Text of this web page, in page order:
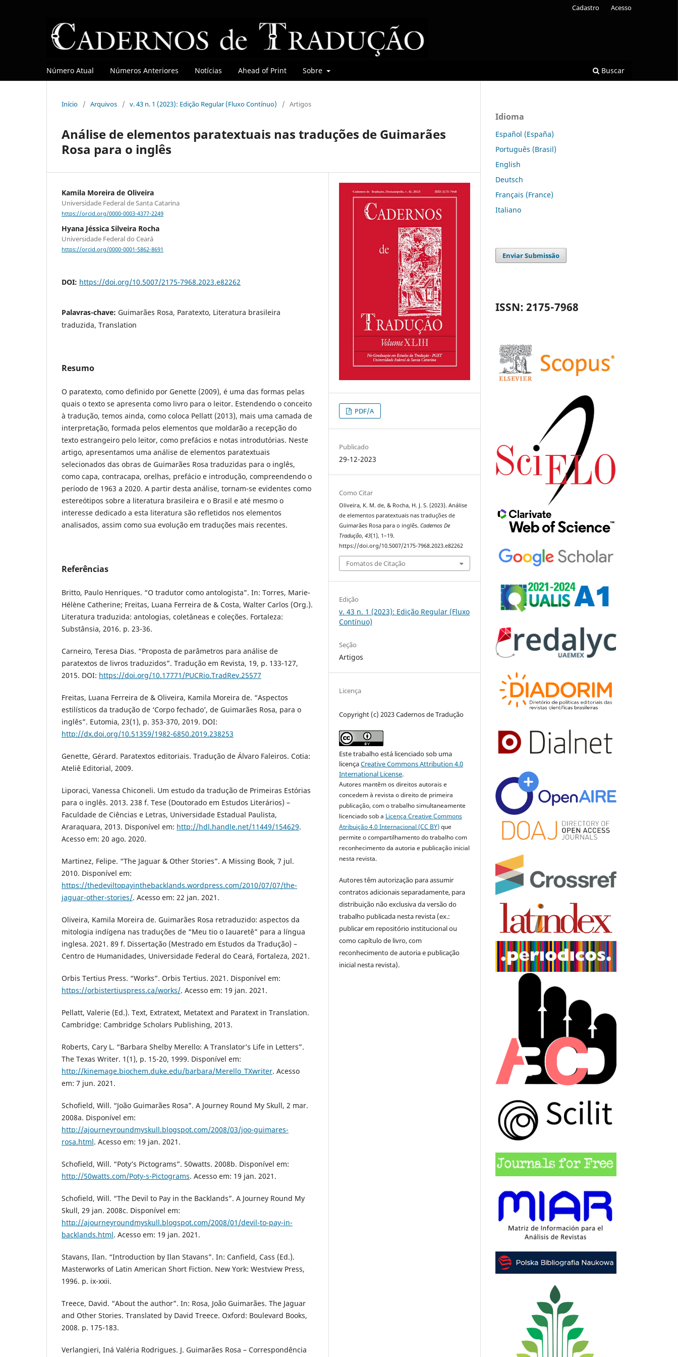
Número Atual Números Anteriores Notícias Ahead of Print Sobre Buscar
Cadastro Acesso
Início / Arquivos / v. 43 n. 1 (2023): Edição Regular (Fluxo Contínuo) / Artigos
Análise de elementos paratextuais nas traduções de Guimarães
Rosa para o inglês
Kamila Moreira de Oliveira
Universidade Federal de Santa Catarina
https://orcid.org/0000-0003-4377-2249
Hyana Jéssica Silveira Rocha
Universidade Federal do Ceará
https://orcid.org/0000-0001-5862-8691
DOI: https://doi.org/10.5007/2175-7968.2023.e82262
Palavras-chave: Guimarães Rosa, Paratexto, Literatura brasileira
traduzida, Translation
Resumo
O paratexto, como definido por Genette (2009), é uma das formas pelas
quais o texto se apresenta como livro para o leitor. Estendendo o conceito
à tradução, temos ainda, como coloca Pellatt (2013), mais uma camada de
interpretação, formada pelos elementos que moldarão a recepção do
texto estrangeiro pelo leitor, como prefácios e notas introdutórias. Neste
artigo, apresentamos uma análise de elementos paratextuais
selecionados das obras de Guimarães Rosa traduzidas para o inglês,
como capa, contracapa, orelhas, prefácio e introdução, compreendendo o
período de 1963 a 2020. A partir desta análise, tornam-se evidentes como
estereótipos sobre a literatura brasileira e o Brasil e até mesmo o
interesse dedicado a esta literatura são refletidos nos elementos
analisados, assim como sua evolução em traduções mais recentes.
Referências
Britto, Paulo Henriques. “O tradutor como antologista”. In: Torres, Marie-
Hélène Catherine; Freitas, Luana Ferreira de & Costa, Walter Carlos (Org.).
Literatura traduzida: antologias, coletâneas e coleções. Fortaleza:
Substânsia, 2016. p. 23-36.
Carneiro, Teresa Dias. “Proposta de parâmetros para análise de
paratextos de livros traduzidos”. Tradução em Revista, 19, p. 133-127,
2015. DOI: https://doi.org/10.17771/PUCRio.TradRev.25577
Freitas, Luana Ferreira de & Oliveira, Kamila Moreira de. “Aspectos
estilísticos da tradução de ‘Corpo fechado’, de Guimarães Rosa, para o
inglês”. Eutomia, 23(1), p. 353-370, 2019. DOI:
http://dx.doi.org/10.51359/1982-6850.2019.238253
Genette, Gérard. Paratextos editoriais. Tradução de Álvaro Faleiros. Cotia:
Ateliê Editorial, 2009.
Liporaci, Vanessa Chiconeli. Um estudo da tradução de Primeiras Estórias
para o inglês. 2013. 238 f. Tese (Doutorado em Estudos Literários) –
Faculdade de Ciências e Letras, Universidade Estadual Paulista,
Araraquara, 2013. Disponível em: http://hdl.handle.net/11449/154629.
Acesso em: 20 ago. 2020.
Martinez, Felipe. “The Jaguar & Other Stories”. A Missing Book, 7 jul.
2010. Disponível em:
https://thedeviltopayinthebacklands.wordpress.com/2010/07/07/the-
jaguar-other-stories/. Acesso em: 22 jan. 2021.
Oliveira, Kamila Moreira de. Guimarães Rosa retraduzido: aspectos da
mitologia indígena nas traduções de “Meu tio o Iauaretê” para a língua
inglesa. 2021. 89 f. Dissertação (Mestrado em Estudos da Tradução) –
Centro de Humanidades, Universidade Federal do Ceará, Fortaleza, 2021.
Orbis Tertius Press. “Works”. Orbis Tertius. 2021. Disponível em:
https://orbistertiuspress.ca/works/. Acesso em: 19 jan. 2021.
Pellatt, Valerie (Ed.). Text, Extratext, Metatext and Paratext in Translation.
Cambridge: Cambridge Scholars Publishing, 2013.
Roberts, Cary L. “Barbara Shelby Merello: A Translator’s Life in Letters”.
The Texas Writer. 1(1), p. 15-20, 1999. Disponível em:
http://kinemage.biochem.duke.edu/barbara/Merello_TXwriter. Acesso
em: 7 jun. 2021.
Schofield, Will. “João Guimarães Rosa”. A Journey Round My Skull, 2 mar.
2008a. Disponível em:
http://ajourneyroundmyskull.blogspot.com/2008/03/joo-guimares-
rosa.html. Acesso em: 19 jan. 2021.
Schofield, Will. “Poty’s Pictograms”. 50watts. 2008b. Disponível em:
http://50watts.com/Poty-s-Pictograms. Acesso em: 19 jan. 2021.
Schofield, Will. “The Devil to Pay in the Backlands”. A Journey Round My
Skull, 29 jan. 2008c. Disponível em:
http://ajourneyroundmyskull.blogspot.com/2008/01/devil-to-pay-in-
backlands.html. Acesso em: 19 jan. 2021.
Stavans, Ilan. “Introduction by Ilan Stavans”. In: Canfield, Cass (Ed.).
Masterworks of Latin American Short Fiction. New York: Westview Press,
1996. p. ix-xxii.
Treece, David. “About the author”. In: Rosa, João Guimarães. The Jaguar
and Other Stories. Translated by David Treece. Oxford: Boulevard Books,
2008. p. 175-183.
Verlangieri, Iná Valéria Rodrigues. J. Guimarães Rosa – Correspondência
PDF/A
Publicado
29-12-2023
Como Citar
Oliveira, K. M. de, & Rocha, H. J. S. (2023). Análise
de elementos paratextuais nas traduções de
Guimarães Rosa para o inglês.Cadernos De
Tradução,43(1), 1–19.
https://doi.org/10.5007/2175-7968.2023.e82262
Fomatos de Citação
Edição
v. 43 n. 1 (2023): Edição Regular (Fluxo
Contínuo)
Seção
Artigos
Licença
Copyright (c) 2023 Cadernos de Tradução
Este trabalho está licenciado sob uma
licençaCreative Commons Attribution 4.0
International License.
Autores mantêm os direitos autorais e
concedem à revista o direito de primeira
publicação, com o trabalho simultaneamente
licenciado sob a Licença Creative Commons
Atribuição 4.0 Internacional (CC BY)que
permite o compartilhamento do trabalho com
reconhecimento da autoria e publicação inicial
nesta revista.
Autores têm autorização para assumir
contratos adicionais separadamente, para
distribuição não exclusiva da versão do
trabalho publicada nesta revista (ex.:
publicar em repositório institucional ou
como capítulo de livro, com
reconhecimento de autoria e publicação
inicial nesta revista).
Idioma
Español (España)
Português (Brasil)
English
Deutsch
Français (France)
Italiano
Enviar Submissão
ISSN: 2175-7968